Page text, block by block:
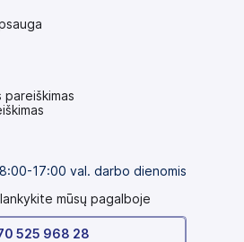
8:00-17:00 val. darbo dienomis
mūsų pagalboje
525 968 28